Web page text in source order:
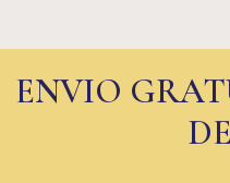
ENVIO